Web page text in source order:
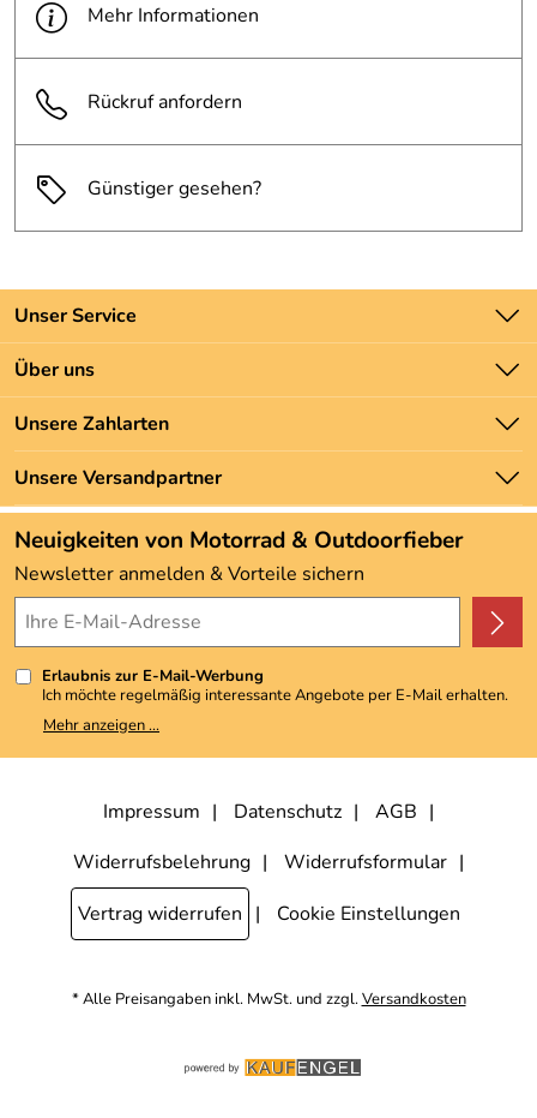
Mehr Informationen
Rückruf anfordern
Günstiger gesehen?
Unser Service
Kontakt
Batteriegesetz
Newsletter
Zahlung und Versand
Über uns
Unsere Bestseller
Marken
Neu
Angebote
Kundenbewertungen (3.492)
4,9/5*****
Unsere Zahlarten
Unsere Versandpartner
Neuigkeiten von Motorrad & Outdoorfieber
Newsletter anmelden & Vorteile sichern
Erlaubnis zur E-Mail-Werbung
Ich möchte regelmäßig interessante Angebote per E-Mail erhalten.
Meine E-Mail-Adresse wird nicht an andere Unternehmen
weitergegeben. Zu statistischen Zwecken wird in anonymer Form
kann ich jederzeit mit Wirkung für die Zukunft widerrufen, indem ich
den Link "Abmelden" am Ende des Newsletters anklicke. Die
Mehr anzeigen ...
Impressum Datenschutz
AGB
Widerrufsbelehrung
Widerrufsformular
Vertrag widerrufen
Cookie Einstellungen
* Alle Preisangaben inkl. MwSt. und zzgl.Versandkosten